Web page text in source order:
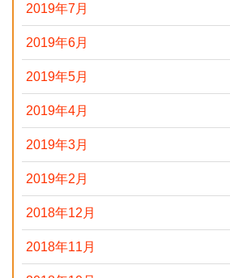
2019年7月
2019年6月
2019年5月
2019年4月
2019年3月
2019年2月
2018年12月
2018年11月